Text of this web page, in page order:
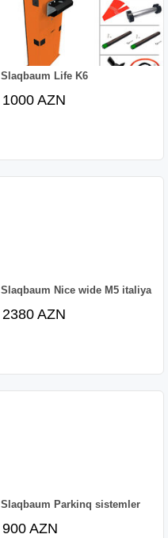
Slaqbaum Life K6
1000 AZN
Slaqbaum Nice wide M5 italiya
2380 AZN
Slaqbaum Parkinq sistemler
900 AZN